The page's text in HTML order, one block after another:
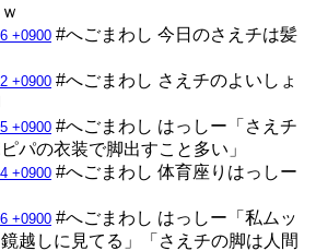
+0900 #へごまわし 今日のさえチは髪
+0900 #へごまわし さえチのよいしょ
+0900 #へごまわし はっしー「さえチ
パの衣装で脚出すこと多い」
+0900 #へごまわし 体育座りはっしー
+0900 #へごまわし はっしー「私ムッ
越しに見てる」「さえチの脚は人間